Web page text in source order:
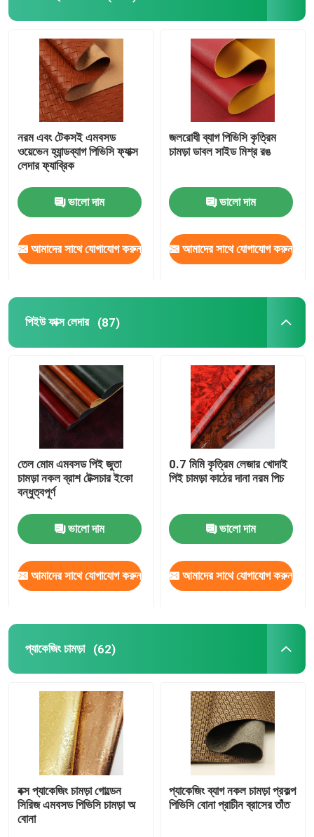
প্যাকেজিং চামড়া
সিলিকন চামড়া কাপড়
চামড়া কাপড়
নরম এবং টেকসই এমবসড
ওয়েভেন হ্যান্ডব্যাগ পিভিসি ফ্যাক্স
লেদার ফ্যাব্রিক
ভালো দাম
আমাদের সাথে যোগাযোগ করুন
জলরোধী ব্যাগ পিভিসি কৃত্রিম
চামড়া ডাবল সাইড মিশ্র রঙ
ভালো দাম
আমাদের সাথে যোগাযোগ করুন
পিইউ ফাক্স লেদার (87)
তেল মোম এমবসড পিই জুতা
চামড়া নকল ব্রাশ টেক্সচার ইকো
বন্ধুত্বপূর্ণ
ভালো দাম
আমাদের সাথে যোগাযোগ করুন
0.7 মিমি কৃত্রিম লেজার খোদাই
পিই চামড়া কাঠের দানা নরম পিচ
ভালো দাম
আমাদের সাথে যোগাযোগ করুন
প্যাকেজিং চামড়া (62)
বক্স প্যাকেজিং চামড়া গোল্ডেন
সিরিজ এমবসড পিভিসি চামড়া অ
বোনা
প্যাকেজিং ব্যাগ নকল চামড়া প্রকল্প
পিভিসি বোনা প্রাচীন ব্রাসের তাঁত